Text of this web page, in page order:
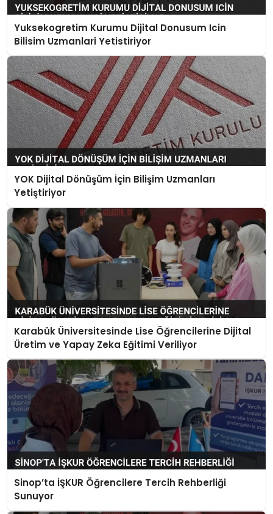
Yuksekogretim Kurumu Dijital Donusum Icin
Bilisim Uzmanlari Yetistiriyor
YOK Dijital Dönüşüm İçin Bilişim Uzmanları
Yetiştiriyor
Karabük Üniversitesinde Lise Öğrencilerine Dijital
Üretim ve Yapay Zeka Eğitimi Veriliyor
Sinop’ta İŞKUR Öğrencilere Tercih Rehberliği
Sunuyor